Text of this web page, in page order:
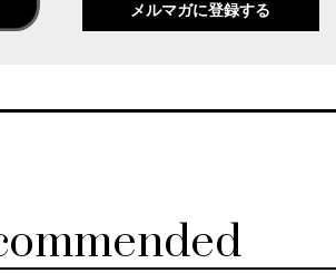
メルマガに登録する